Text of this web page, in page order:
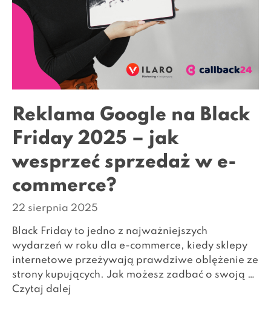
Reklama Google na Black
Friday 2025 – jak
wesprzeć sprzedaż w e-
commerce?
22 sierpnia 2025
Black Friday to jedno z najważniejszych
wydarzeń w roku dla e-commerce, kiedy sklepy
internetowe przeżywają prawdziwe oblężenie ze
strony kupujących. Jak możesz zadbać o swoją …
Czytaj dalej